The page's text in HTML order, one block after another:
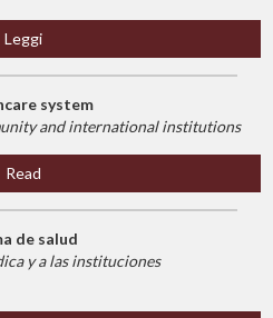
Leggi
system
and international institutions
Read
de salud
y a las instituciones